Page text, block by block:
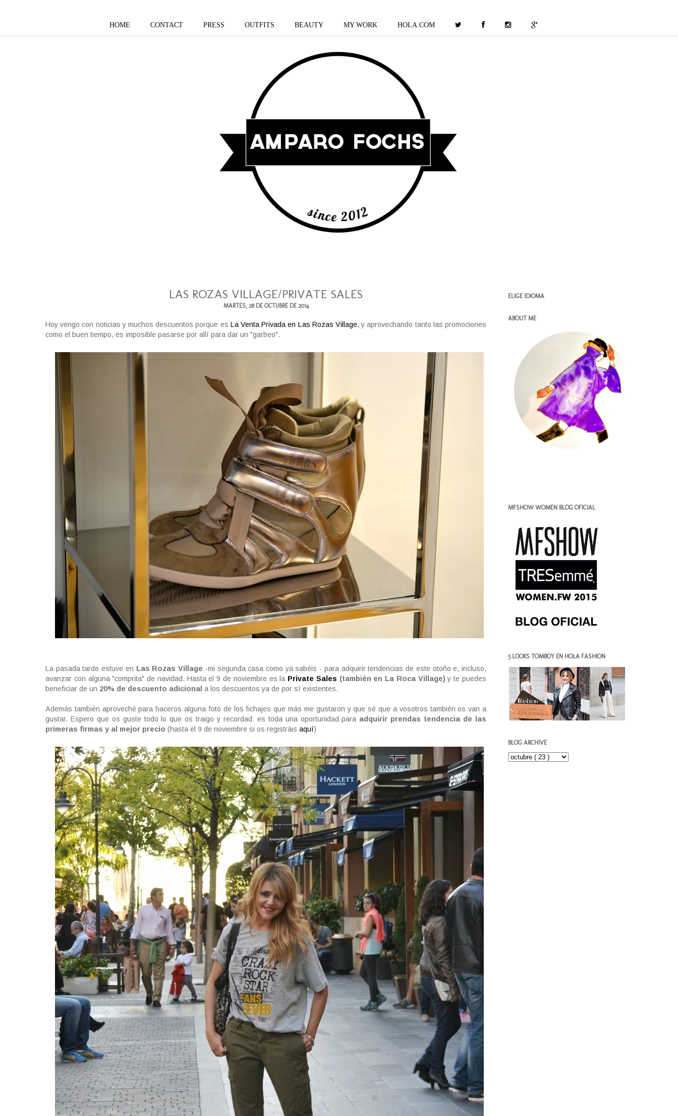
HOME CONTACT PRESS OUTFITS BEAUTY MY WORK HOLA.COM
LAS ROZAS VILLAGE/PRIVATE SALES
MARTES, 28 DE OCTUBRE DE 2014
Hoy vengo con noticias y muchos descuentos porque es La Venta Privada en Las Rozas Village, y aprovechando tanto las promociones
como el buen tiempo, es imposible pasarse por allí para dar un "garbeo".
La pasada tarde estuve en Las Rozas Village -mi segunda casa como ya sabéis - para adquirir tendencias de este otoño e, incluso,
avanzar con alguna "comprita" de navidad. Hasta el 9 de noviembre es la Private Sales (también en La Roca Village) y te puedes
beneficiar de un 20% de descuento adicional a los descuentos ya de por sí existentes.
Además también aproveché para haceros alguna foto de los fichajes que más me gustaron y que sé que a vosotros también os van a
gustar. Espero que os guste todo lo que os traigo y recordad: es toda una oportunidad para adquirir prendas tendencia de las
primeras firmas y al mejor precio (hasta el 9 de noviembre si os registráis aquí)
ELIGE IDIOMA
ABOUT ME
MFSHOW WOMEN BLOG OFICIAL
5 LOOKS TOMBOY EN HOLA FASHION
BLOG ARCHIVE